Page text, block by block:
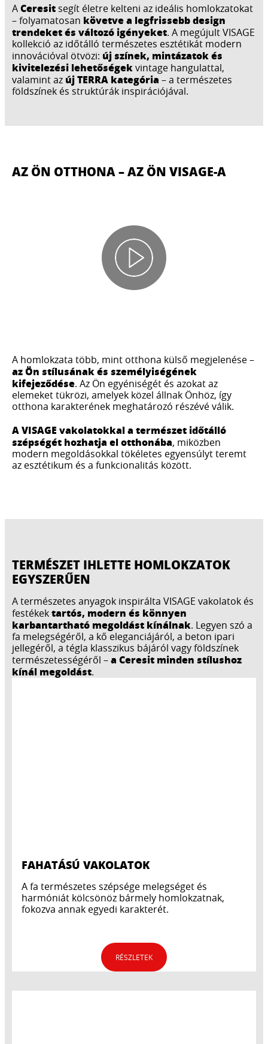
ACeresit segít életre kelteni az ideális homlokzatokat
– folyamatosan követve a legfrissebb design
trendeket és változó igényeket. A megújult VISAGE
kollekció az időtálló természetes esztétikát modern
innovációval ötvözi: új színek, mintázatok és
kivitelezési lehetőségekvintage hangulattal,
valamint az új TERRA kategória – a természetes
földszínek és struktúrák inspirációjával.
AZ ÖN OTTHONA – AZ ÖN VISAGE-A
A homlokzata több, mint otthona külső megjelenése –
az Ön stílusának és személyiségének
kifejeződése. Az Ön egyéniségét és azokat az
elemeket tükrözi, amelyek közel állnak Önhöz, így
otthona karakterének meghatározó részévé válik.
A VISAGE vakolatokkal a természet időtálló
szépségét hozhatja el otthonába, miközben
modern megoldásokkal tökéletes egyensúlyt teremt
az esztétikum és a funkcionalitás között.
TERMÉSZET IHLETTE HOMLOKZATOK
EGYSZERŰEN
A természetes anyagok inspirálta VISAGE vakolatok és
festékektartós, modern és könnyen
karbantartható megoldást kínálnak. Legyen szó a
fa melegségéről, a kő eleganciájáról, a beton ipari
jellegéről, a tégla klasszikus bájáról vagy földszínek
természetességéről –a Ceresit minden stílushoz
kínál megoldást.
FAHATÁSÚ VAKOLATOK
A fa természetes szépsége melegséget és
harmóniát kölcsönöz bármely homlokzatnak,
fokozva annak egyedi karakterét.
RÉSZLETEK